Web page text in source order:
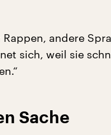
andere
sich, weil sie
Sache